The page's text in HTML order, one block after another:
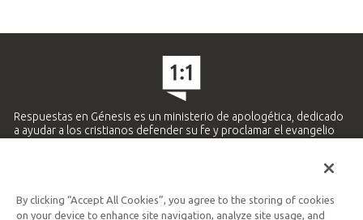
Respuestas en Génesis es un ministerio de apologética, dedicado
a ayudar a los cristianos defender su fe y proclamar el evangelio
Ministerio Hispano y Latinoamericano
By clicking “Accept All Cookies”, you agree to the storing of cookies
on your device to enhance site navigation, analyze site usage, and